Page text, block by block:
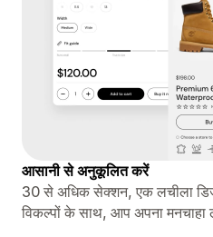
आसानी से अनुकूलित करें
30 से अधिक सेक्शन, एक लचीला
विकल्पों के साथ, आप अपना